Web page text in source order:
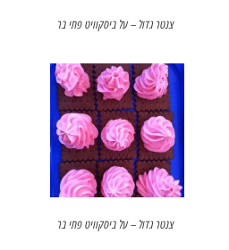
צנטר גדול – על ביסקוויט פתי בר
צנטר גדול – על ביסקוויט פתי בר